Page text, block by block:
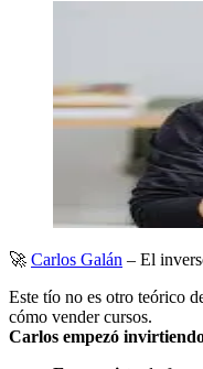
🚀 Carlos Galán – El
Este tío no es otro teórico
cómo vender cursos.
Carlos empezó